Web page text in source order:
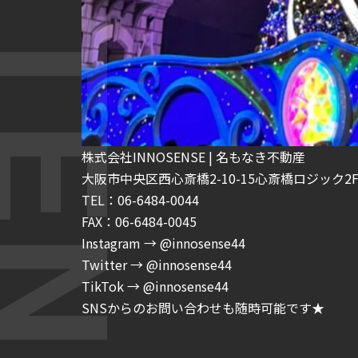
株式会社INNOSENSE | 名もなき不動産
大阪市中央区西心斎橋2-10-15心斎橋ロジック
TEL：06-6484-0044
FAX：06-6484-0045
Instagram → @innosense44
Twitter → @innosense44
TikTok → @innosense44
SNSからのお問い合わせも随時可能です★